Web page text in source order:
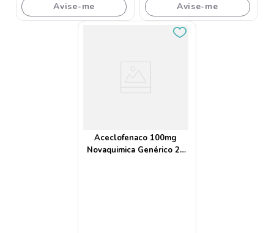
Avise-me
Avise-me
Aceclofenaco 100mg
Novaquimica Genérico 24